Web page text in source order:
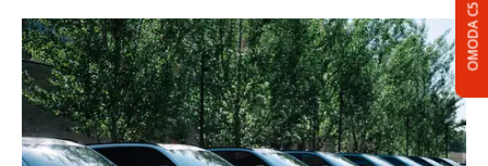
OMODA C5